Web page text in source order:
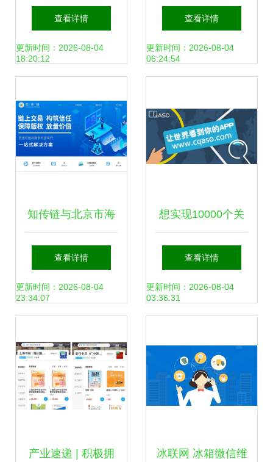
文化创意内容的应
用服务探索
查看详情
更新时间：2026-08-04
18:20:12
查看详情
更新时间：2026-08-04
06:24:54
知传链与北京市海
淀区文化创意产业
协会进行文化与科
查看详情
更新时间：2026-08-04
23:34:07
想实现10000个关
键词覆盖？你必须
掌握的数字文化创
查看详情
更新时间：2026-08-04
03:36:31
产业速递 | 积极拥 冰联网 冰箱微信维